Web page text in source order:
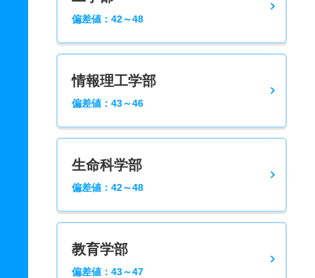
偏差値：42～48
情報理工学部
偏差値：43～46
生命科学部
偏差値：42～48
教育学部
偏差値：43～47